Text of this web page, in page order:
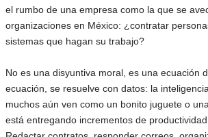
el rumbo de una empresa como la que se
organizaciones en México: ¿contratar
sistemas que hagan su trabajo?
No es una disyuntiva moral, es una ecuación
ecuación, se resuelve con datos: la
muchos aún ven como un bonito juguete o
está entregando incrementos de